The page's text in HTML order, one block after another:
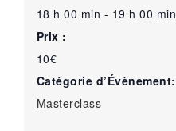
18 h 00 min - 19 h 00 min
Prix :
10€
Catégorie d’Évènement:
Masterclass